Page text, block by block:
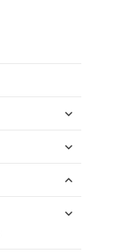
ouvrir
sous-
ouvrir
sous-
ouvrir
sous-
ouvrir